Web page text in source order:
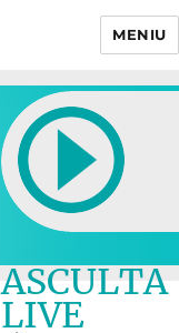
MENIU
ASCULTA
LIVE